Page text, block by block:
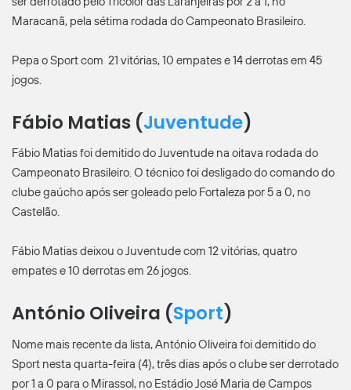
Maracanã, pela sétima rodada do Campeonato Brasileiro.
Pepa o Sport com 21 vitórias, 10 empates e 14 derrotas em 45
jogos.
Fábio Matias (Juventude)
Fábio Matias foi demitido do Juventude na oitava rodada do
Campeonato Brasileiro. O técnico foi desligado do comando do
clube gaúcho após ser goleado pelo Fortaleza por 5 a 0, no
Castelão.
Fábio Matias deixou o Juventude com 12 vitórias, quatro
empates e 10 derrotas em 26 jogos.
António OIiveira (Sport)
Nome mais recente da lista, António Oliveira foi demitido do
Sport nesta quarta-feira (4), três dias após o clube ser derrotado
por 1 a 0 para o Mirassol, no Estádio José Maria de Campos